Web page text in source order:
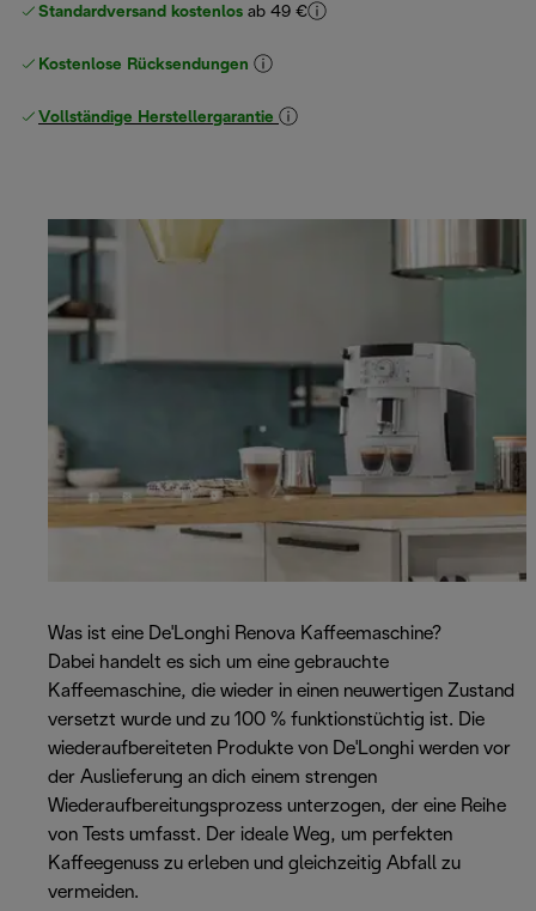
Standardversand kostenlos ab 49 €
Kostenlose Rücksendungen
Vollständige Herstellergarantie
Was ist eine De'Longhi Renova Kaffeemaschine?
Dabei handelt es sich um eine gebrauchte
Kaffeemaschine, die wieder in einen neuwertigen Zustand
versetzt wurde und zu 100 % funktionstüchtig ist. Die
wiederaufbereiteten Produkte von De'Longhi werden vor
der Auslieferung an dich einem strengen
Wiederaufbereitungsprozess unterzogen, der eine Reihe
von Tests umfasst. Der ideale Weg, um perfekten
Kaffeegenuss zu erleben und gleichzeitig Abfall zu
vermeiden.